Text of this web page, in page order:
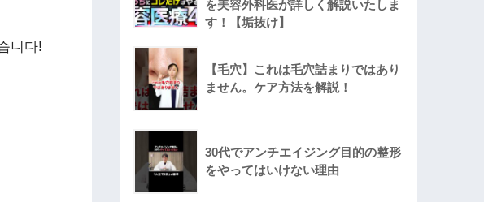
니다!
を美容外科医が詳しく解説いたしま
す！【垢抜け】
【毛穴】これは毛穴詰まりではあり
ません。ケア方法を解説！
30代でアンチエイジング目的の整形
をやってはいけない理由